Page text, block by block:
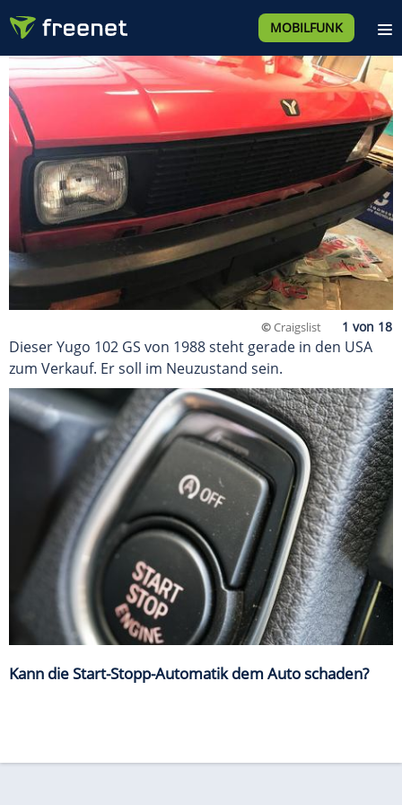
MOBILFUNK
©Craigslist
Dieser Yugo 102 GS von 1988 steht gerade in den USA
zum Verkauf. Er soll im Neuzustand sein.
Kann die Start-Stopp-Automatik dem Auto schaden?